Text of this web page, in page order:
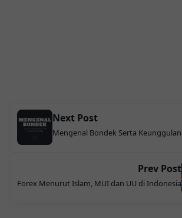
Next Post
Mengenal Bondek Serta Keunggulan
Prev Post
Forex Menurut Islam, MUI dan UU di Indonesia